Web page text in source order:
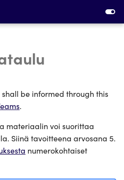
be informed through this
.
materiaalin voi suorittaa
Siinä tavoitteena arvosana 5.
numerokohtaiset